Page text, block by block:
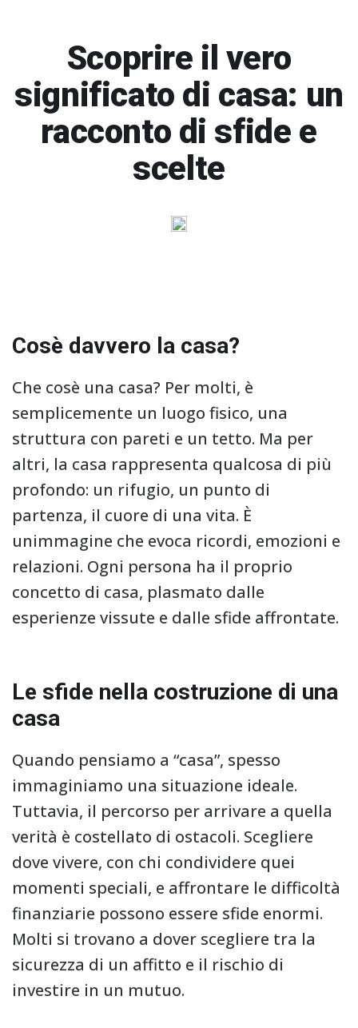
Scoprire il vero
significato di casa: un
racconto di sfide e
scelte
Cosè davvero la casa?
Che cosè una casa? Per molti, è
semplicemente un luogo fisico, una
struttura con pareti e un tetto. Ma per
altri, la casa rappresenta qualcosa di più
profondo: un rifugio, un punto di
partenza, il cuore di una vita. È
unimmagine che evoca ricordi, emozioni e
relazioni. Ogni persona ha il proprio
concetto di casa, plasmato dalle
esperienze vissute e dalle sfide affrontate.
Le sfide nella costruzione di una
casa
Quando pensiamo a “casa”, spesso
immaginiamo una situazione ideale.
Tuttavia, il percorso per arrivare a quella
verità è costellato di ostacoli. Scegliere
dove vivere, con chi condividere quei
momenti speciali, e affrontare le difficoltà
finanziarie possono essere sfide enormi.
Molti si trovano a dover scegliere tra la
sicurezza di un affitto e il rischio di
investire in un mutuo.